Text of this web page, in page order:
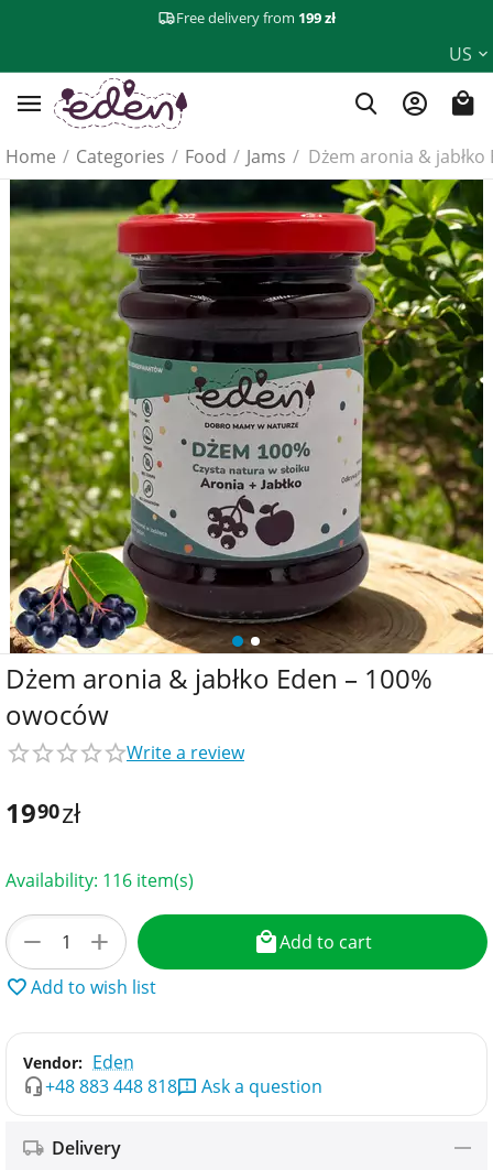
Free delivery from 199 zł
US
Home / Categories / Food / Jams / Dżem aronia & jabłko
Dżem aronia & jabłko Eden – 100%
owoców
Write a review
1990zł
Availability: 116 item(s)
+
−
Add to cart
Add to wish list
Vendor: Eden
+48 883 448 818
Ask a question
Delivery